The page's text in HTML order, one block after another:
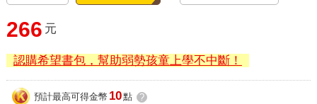
266 元
認購希望書包，幫助弱勢孩童上學不中斷！
預計最高可得金幣 10點 ?